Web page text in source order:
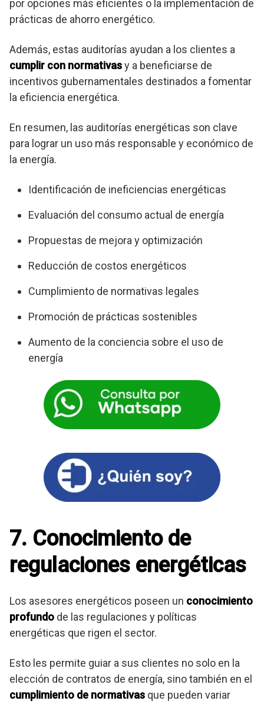
por opciones más eficientes o la implementación de
prácticas de ahorro energético.
Además, estas auditorías ayudan a los clientes a
cumplir con normativasy a beneficiarse de
incentivos gubernamentales destinados a fomentar
la eficiencia energética.
En resumen, las auditorías energéticas son clave
para lograr un uso más responsable y económico de
la energía.
Identificación de ineficiencias energéticas
Evaluación del consumo actual de energía
Propuestas de mejora y optimización
Reducción de costos energéticos
Cumplimiento de normativas legales
Promoción de prácticas sostenibles
Aumento de la conciencia sobre el uso de
energía
7. Conocimiento de
regulaciones energéticas
Los asesores energéticos poseen un conocimiento
profundo de las regulaciones y políticas
energéticas que rigen el sector.
Esto les permite guiar a sus clientes no solo en la
elección de contratos de energía, sino también en el
cumplimiento de normativas que pueden variar